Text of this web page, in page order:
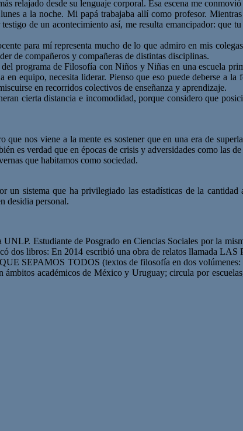
relajado desde su lenguaje corporal. Esa escena me
a la noche. Mi papá trabajaba allí como profesor.
de un acontecimiento así, me resulta emancipador: que
para mí representa mucho de lo que admiro en mis
de compañeros y compañeras de distintas disciplinas.
programa de Filosofía con Niños y Niñas en una escuela
equipo, necesita liderar. Pienso que eso puede deberse a
en recorridos colectivos de enseñanza y aprendizaje.
cierta distancia e incomodidad, porque considero que
nos viene a la mente es sostener que en una era de
es verdad que en épocas de crisis y adversidades como las
que habitamos como sociedad.
un sistema que ha privilegiado las estadísticas de la
desidia personal.
Estudiante de Posgrado en Ciencias Sociales por la
dos libros: En 2014 escribió una obra de relatos llamada
SEPAMOS TODOS (textos de filosofía en dos
académicos de México y Uruguay; circula por